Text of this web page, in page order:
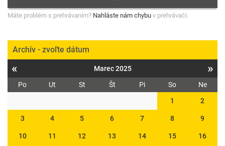
Máte problém s prehrávaním? Nahláste nám chybu v prehrávači.
Archív - zvoľte dátum
« Marec 2025 »
Po Ut St Št Pi So
Ne
1
2
3 4 5 6 7 8 9
10 11 12 13 14 15 16